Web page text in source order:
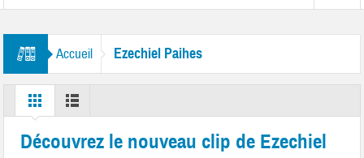
Accueil Ezechiel Paihes
Découvrez le nouveau clip de Ezechiel